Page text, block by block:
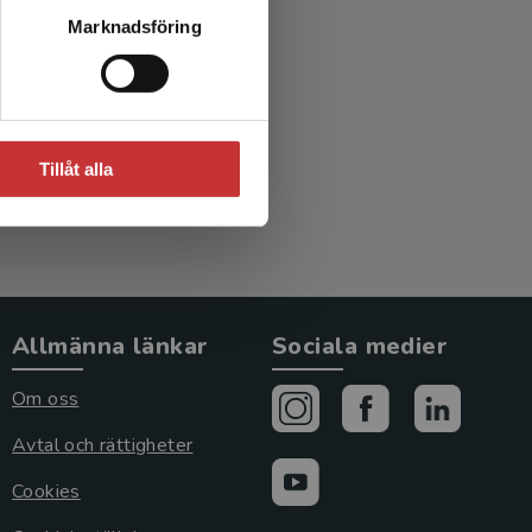
Marknadsföring
Tillåt alla
för
Allmänna länkar
Om oss
Avtal och rättigheter
Cookies
Sociala medier